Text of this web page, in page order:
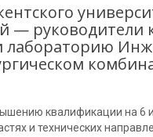
— руководители
квалификации на 6
и технических